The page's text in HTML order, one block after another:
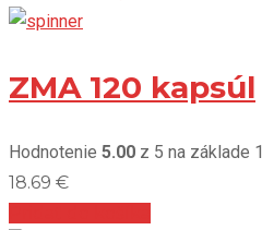
ZMA 120 kapsúl
Hodnotenie 5.00 z 5 na základe 1
18.69 €